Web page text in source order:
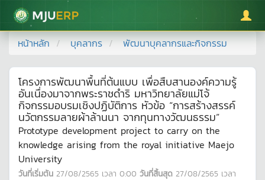
มหาวิทยาลัยแม่โจ้
หน้าหลัก บุคลากร พัฒนาบุคลากรและกิจกรรม
โครงการพัฒนาพื้นที่ต้นแบบ เพื่อสืบสานองค์ความรู้
อันเนื่องมาจากพระราชดำริ มหาวิทยาลัยแม่โจ้
กิจกรรมอบรมเชิงปฏิบัติการ หัวข้อ “การสร้างสรรค์
นวัตกรรมลายผ้าล้านนา จากทุนทางวัฒนธรรม”
Prototype development project to carry on the
knowledge arising from the royal initiative Maejo
University
วันที่เริ่มต้น 27/08/2565 เวลา 0:00 วันที่สิ้นสุด 27/08/2565 เวลา